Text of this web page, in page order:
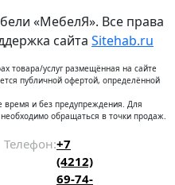
«МебелЯ». Все права
сайта Sitehab.ru
товара/услуг размещённая на сайте
публичной офертой, определённой
и без предупреждения. Для
обращаться в точки продаж.
Телефон:+7
(4212)
69-74-